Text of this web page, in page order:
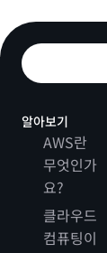
알아보기
AWS란
무엇인가
요?
클라우드
컴퓨팅이